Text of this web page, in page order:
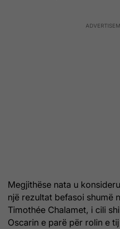
Megjithëse nata u
një rezultat befasoi shumë
Timothée Chalamet, i cili
Oscarin e parë për rolin e